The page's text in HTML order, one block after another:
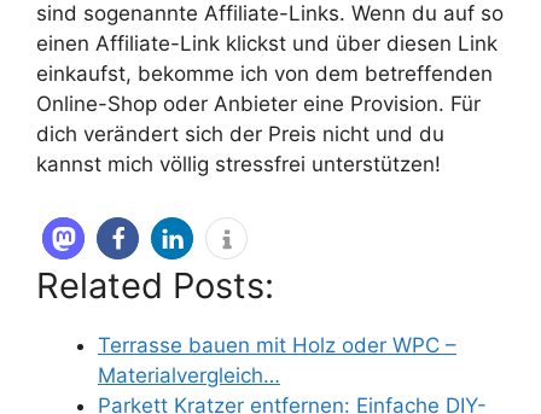
sind sogenannte Affiliate-Links. Wenn du auf so
einen Affiliate-Link klickst und über diesen Link
einkaufst, bekomme ich von dem betreffenden
Online-Shop oder Anbieter eine Provision. Für
dich verändert sich der Preis nicht und du
kannst mich völlig stressfrei unterstützen!
Related Posts:
Terrasse bauen mit Holz oder WPC –
Materialvergleich…
Parkett Kratzer entfernen: Einfache DIY-